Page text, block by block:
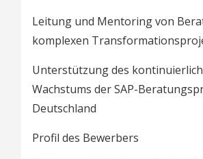
Leitung und Mentoring von
komplexen
Unterstützung des
Wachstums der SAP-
Deutschland
Profil des Bewerbers